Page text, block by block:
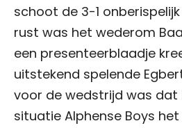
schoot de 3-1
rust was het wederom
een presenteerblaadje
uitstekend spelende
voor de wedstrijd was dat
situatie Alphense Boys